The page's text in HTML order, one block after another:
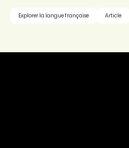
Explorer la langue française Article